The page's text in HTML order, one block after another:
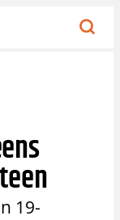
19-